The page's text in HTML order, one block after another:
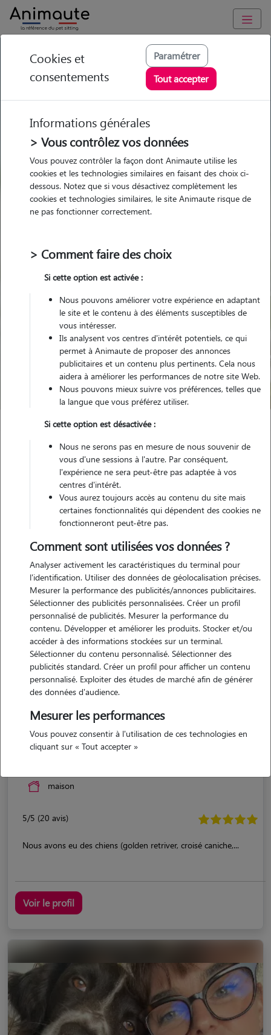
GARDE ANIMAUX à Verneuil-sur-Seine : Garde chien et chat
en famille ou à domicile, visites et promenades
Trouvez une garde animaux à
Verneuil-sur-Seine
Parmi nos 21 pet-sitters à
Verneuil-sur-Seine
Pour quel animal ?
Trouver mon Pet Sitter
Verneuil-sur-Seine
Nos familles d'accueil à Verneuil-sur-
Seine (78480)
Fabien
maison
5/5 (20 avis)
Nous avons eu des chiens (golden retriver, croisé caniche,...
Voir le profil
Cookies et
consentements
Paramétrer
Tout accepter
Informations générales
> Vous contrôlez vos données
Vous pouvez contrôler la façon dont Animaute utilise les
cookies et les technologies similaires en faisant des choix ci-
dessous. Notez que si vous désactivez complètement les
cookies et technologies similaires, le site Animaute risque de
ne pas fonctionner correctement.
> Comment faire des choix
Si cette option est activée :
Nous pouvons améliorer votre expérience en adaptant
le site et le contenu à des éléments susceptibles de
vous intéresser.
Ils analysent vos centres d'intérêt potentiels, ce qui
permet à Animaute de proposer des annonces
publicitaires et un contenu plus pertinents. Cela nous
aidera à améliorer les performances de notre site Web.
Nous pouvons mieux suivre vos préférences, telles que
la langue que vous préférez utiliser.
Si cette option est désactivée :
Nous ne serons pas en mesure de nous souvenir de
vous d'une sessions à l'autre. Par conséquent,
l'expérience ne sera peut-être pas adaptée à vos
centres d'intérêt.
Vous aurez toujours accès au contenu du site mais
certaines fonctionnalités qui dépendent des cookies ne
fonctionneront peut-être pas.
Comment sont utilisées vos données ?
Analyser activement les caractéristiques du terminal pour
l'identification. Utiliser des données de géolocalisation précises.
Mesurer la performance des publicités/annonces publicitaires.
Sélectionner des publicités personnalisées. Créer un profil
personnalisé de publicités. Mesurer la performance du
contenu. Développer et améliorer les produits. Stocker et/ou
accéder à des informations stockées sur un terminal.
Sélectionner du contenu personnalisé. Sélectionner des
publicités standard. Créer un profil pour afficher un contenu
personnalisé. Exploiter des études de marché afin de générer
des données d'audience.
Mesurer les performances
Vous pouvez consentir à l'utilisation de ces technologies en
cliquant sur « Tout accepter »